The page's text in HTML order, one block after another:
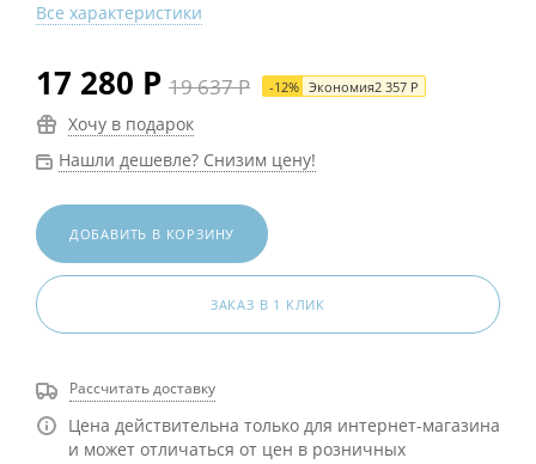
Все характеристики
17 280 Р 19 637Р -12% Экономия2 357 Р
Хочу в подарок
Нашли дешевле? Снизим цену!
ДОБАВИТЬ В КОРЗИНУ
ЗАКАЗ В 1 КЛИК
Рассчитать доставку
Цена действительна только для интернет-магазина
и может отличаться от цен в розничных